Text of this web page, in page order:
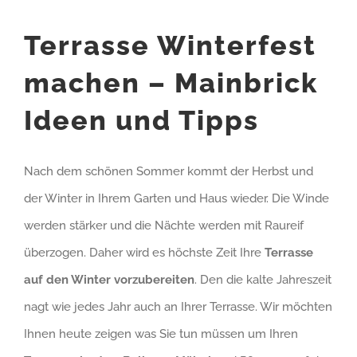
Terrasse Winterfest
machen – Mainbrick
Ideen und Tipps
Nach dem schönen Sommer kommt der Herbst und
der Winter in Ihrem Garten und Haus wieder. Die Winde
werden stärker und die Nächte werden mit Raureif
überzogen. Daher wird es höchste Zeit Ihre Terrasse
auf den Winter vorzubereiten. Den die kalte Jahreszeit
nagt wie jedes Jahr auch an Ihrer Terrasse. Wir möchten
Ihnen heute zeigen was Sie tun müssen um Ihren